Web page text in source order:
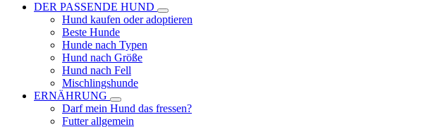
DER PASSENDE HUND
Hund kaufen oder adoptieren
Beste Hunde
Hunde nach Typen
Hund nach Größe
Hund nach Fell
Mischlingshunde
ERNÄHRUNG
Darf mein Hund das fressen?
Futter allgemein